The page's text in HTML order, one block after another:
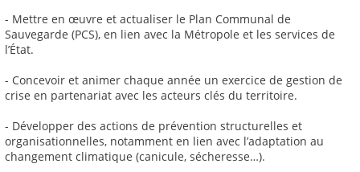
- Mettre en œuvre et actualiser le Plan Communal de
Sauvegarde (PCS), en lien avec la Métropole et les services de
l’État.
- Concevoir et animer chaque année un exercice de gestion de
crise en partenariat avec les acteurs clés du territoire.
- Développer des actions de prévention structurelles et
organisationnelles, notamment en lien avec l’adaptation au
changement climatique (canicule, sécheresse…).